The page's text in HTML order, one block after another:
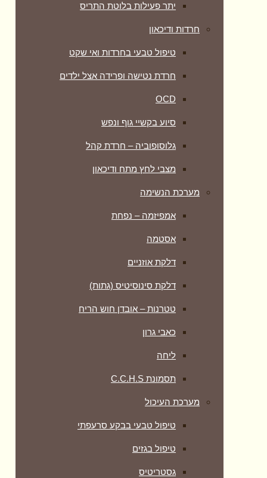
יתר פעילות בלוטת התריס
חרדות ודיכאון
טיפול טבעי בחרדות ואי שקט
חרדת נטישה ופרידה אצל ילדים
OCD
סיוע בקשיי גוף ונפש
גלוסופוביה – חרדת קהל
מצבי לחץ מתח ודיכאון
מערכת הנשימה
אמפיזמה – נפחת
אסטמה
דלקת אוזניים
דלקת סינוסיטיס (גתות)
טטרנות – אובדן חוש הריח
כאבי גרון
ליחה
תסמונת C.C.H.S
מערכת העיכול
טיפול טבעי בבקע סרעפתי
טיפול בגזים
גסטריטיס